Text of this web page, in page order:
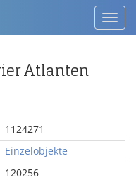
Atlanten
1124271
Einzelobjekte
120256